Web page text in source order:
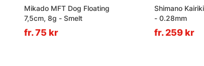
Mikado MFT Dog Floating
7,5cm, 8g - Smelt
fr. 75 kr
Shimano
- 0.28mm
fr. 259 kr